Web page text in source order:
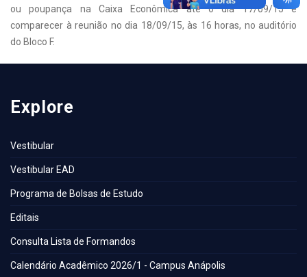
ou poupança na Caixa Econômica até o dia 17/09/15 e
comparecer à reunião no dia 18/09/15, às 16 horas, no auditório
do Bloco F.
Explore
Vestibular
Vestibular EAD
Programa de Bolsas de Estudo
Editais
Consulta Lista de Formandos
Calendário Acadêmico 2026/1 - Campus Anápolis